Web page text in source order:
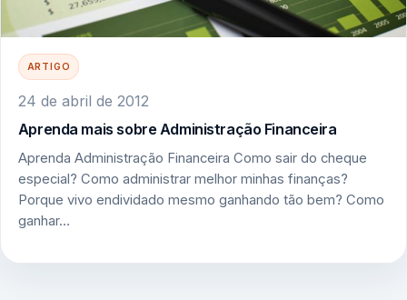
ARTIGO
24 de abril de 2012
Aprenda mais sobre Administração Financeira
Aprenda Administração Financeira Como sair do cheque
especial? Como administrar melhor minhas finanças?
Porque vivo endividado mesmo ganhando tão bem? Como
ganhar…